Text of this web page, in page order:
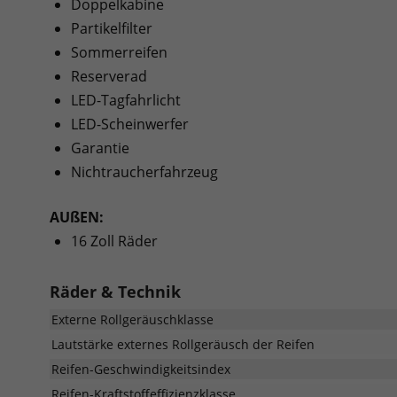
Doppelkabine
Partikelfilter
Sommerreifen
Reserverad
LED-Tagfahrlicht
LED-Scheinwerfer
Garantie
Nichtraucherfahrzeug
AUßEN:
16 Zoll Räder
Räder & Technik
Externe Rollgeräuschklasse
Lautstärke externes Rollgeräusch der Reifen
Reifen-Geschwindigkeitsindex